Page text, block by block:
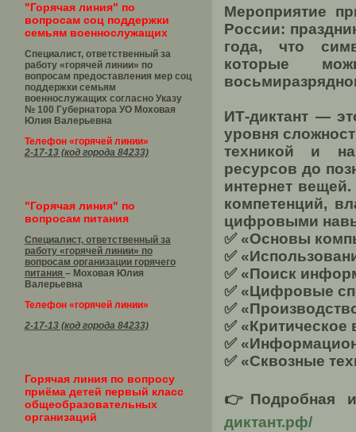
"Горячая линия" по
вопросам соц поддержки
семьям военнослужащих
Специалист, ответственный за
работу «горячей линии» по
вопросам предоставления мер соц
поддержки семьям
военнослужащих согласно Указу
№ 100 Губернатора УОМоховая
Юлия Валерьевна
Телефон «горячей линии»
2-17-13 (код города 84233)
"Горячая линия" по
вопросам питания
Специалист, ответственный за
работу «горячей линии» по
вопросам организации горячего
питания – Моховая Юлия
Валерьевна
Телефон «горячей линии»
2-17-13 (код города 84233)
Горячая линия по вопросу
приёма детей первый класс
общеобразовательных
организаций
Мероприятие
России:
года, что
которые
ИТ-диктант —
уровня
техникой и
ресурсов до
интернет
компетенций,
цифровыми
✅ «Основы
✅
✅ «Поиск
✅ «Цифровые
✅
✅
✅
✅ «Сквозные
👉Подробная
диктант.рф/